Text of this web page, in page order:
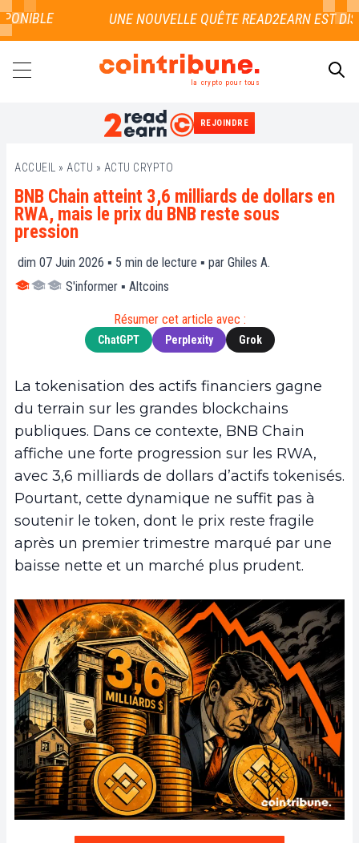
la crypto pour tous
REJOINDRE
ACCUEIL » ACTU » ACTU CRYPTO
BNB Chain atteint 3,6 milliards de dollars en
RWA, mais le prix du BNB reste sous
pression
dim 07 Juin 2026 ▪ 5 min de lecture ▪ par Ghiles A.
S'informer ▪ Altcoins
Résumer cet article avec :
ChatGPT Perplexity Grok
La tokenisation des actifs financiers gagne
du terrain sur les grandes blockchains
publiques. Dans ce contexte, BNB Chain
affiche une forte progression sur les RWA,
avec 3,6 milliards de dollars d’actifs tokenisés.
Pourtant, cette dynamique ne suffit pas à
soutenir le token, dont le prix reste fragile
après un premier trimestre marqué par une
baisse nette et un marché plus prudent.